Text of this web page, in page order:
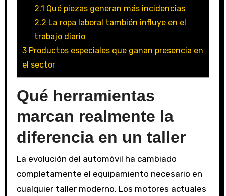
2.1 Qué piezas generan más incidencias
2.2 La ropa laboral también influye en el
trabajo diario
3Productos especiales que ganan presencia en
el sector
Qué herramientas
marcan realmente la
diferencia en un taller
La evolución del automóvil ha cambiado
completamente el equipamiento necesario en
cualquier taller moderno. Los motores actuales